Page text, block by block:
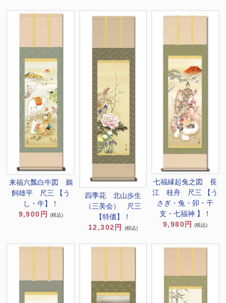
来福六瓢白牛図 鵜
飼雄平 尺三 【う
し・牛】！
9,900円
(税込)
四季花 北山歩生
（三美会） 尺三
【特価】！
12,302円
(税込)
七福縁起兔之図 長
江 桂舟 尺三 【う
さぎ・兔・卯・干
支・七福神 】！
9,980円
(税込)